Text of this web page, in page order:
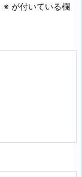
※ が付いている欄